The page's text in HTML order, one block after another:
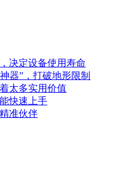
决定设备使用寿命
器”，打破地形限制
太多实用价值
快速上手
准伙伴